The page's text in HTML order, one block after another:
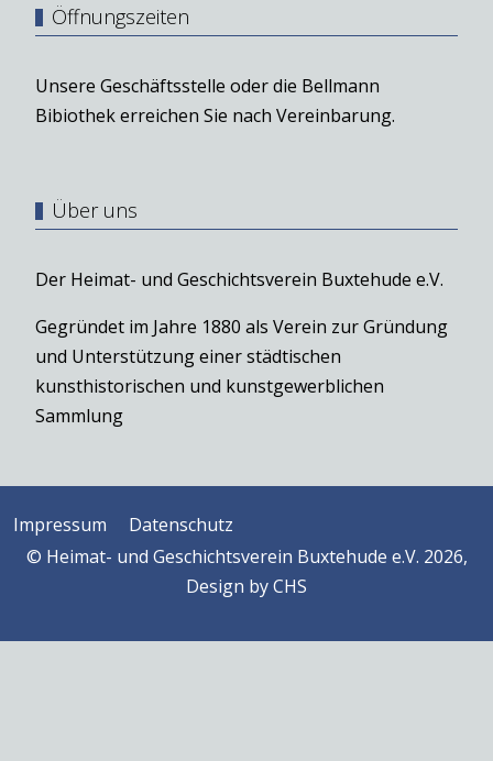
Öffnungszeiten
Unsere Geschäftsstelle oder die Bellmann
Bibiothek erreichen Sie nach Vereinbarung.
Über uns
Der Heimat- und Geschichtsverein Buxtehude e.V.
Gegründet im Jahre 1880 als Verein zur Gründung
und Unterstützung einer städtischen
kunsthistorischen und kunstgewerblichen
Sammlung
Impressum
Datenschutz
© Heimat- und Geschichtsverein Buxtehude e.V. 2026,
Design byCHS